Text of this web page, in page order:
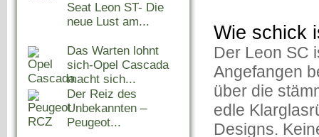
Wie schick
Der Leon SC
Angefangen
über die
edle
Designs.
Seat Leon ST- Die
neue Lust am...
Das Warten lohnt
sich-Opel Cascada
macht sich...
Der Reiz des
Unbekannten –
Peugeot...